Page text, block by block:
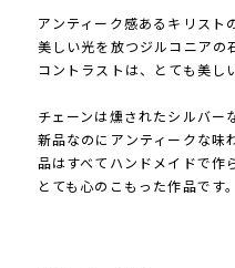
アンティーク感あるキリスト
美しい光を放つジルコニアの
コントラストは、とても美し
チェーンは燻されたシルバー
新品なのにアンティークな味
品はすべてハンドメイドで作
とても心のこもった作品です。